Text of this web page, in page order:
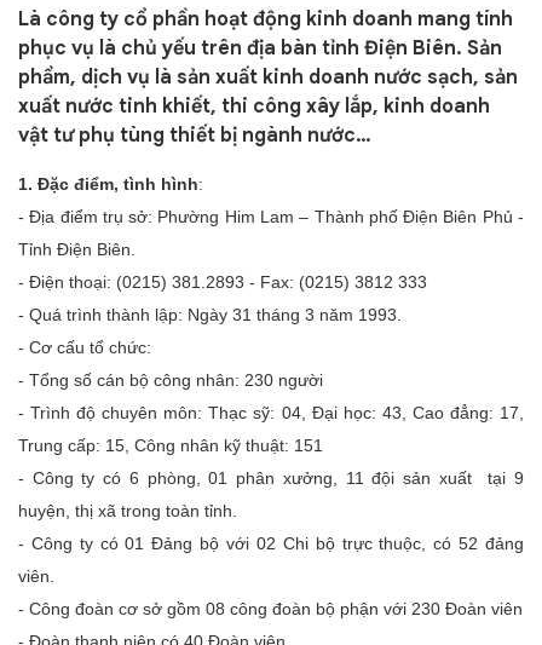
Là công ty cổ phần hoạt động kinh doanh mang tính
phục vụ là chủ yếu trên địa bàn tỉnh Điện Biên. Sản
phẩm, dịch vụ là sản xuất kinh doanh nước sạch, sản
xuất nước tinh khiết, thi công xây lắp, kinh doanh
vật tư phụ tùng thiết bị ngành nước…
1. Đặc điểm, tình hình:
- Địa điểm trụ sở: Phường Him Lam – Thành phố Điện Biên Phủ -
Tỉnh Điện Biên.
- Điện thoại: (0215) 381.2893 - Fax: (0215) 3812 333
- Quá trình thành lập: Ngày 31 tháng 3 năm 1993.
- Cơ cấu tổ chức:
- Tổng số cán bộ công nhân: 230 người
- Trình độ chuyên môn: Thạc sỹ: 04, Đại học: 43, Cao đẳng: 17,
Trung cấp: 15, Công nhân kỹ thuật: 151
- Công ty có 6 phòng, 01 phân xưởng, 11 đội sản xuất tại 9
huyện, thị xã trong toàn tỉnh.
- Công ty có 01 Đảng bộ với 02 Chi bộ trực thuộc, có 52 đảng
viên.
- Công đoàn cơ sở gồm 08 công đoàn bộ phận với 230 Đoàn viên